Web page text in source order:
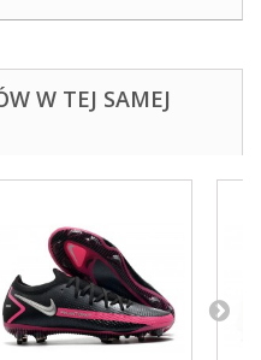
W TEJ SAMEJ